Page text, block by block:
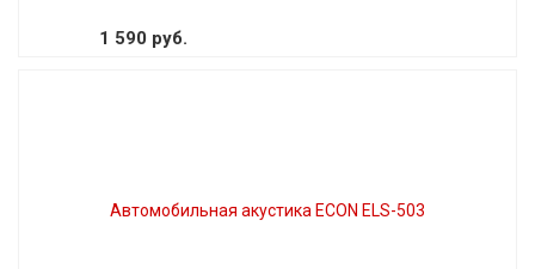
1 590 руб.
Автомобильная акустика ECON ELS-503